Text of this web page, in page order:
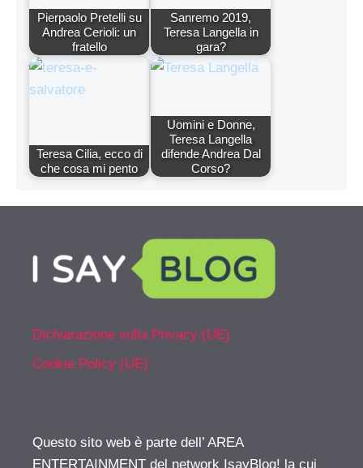
Pierpaolo Pretelli su
Andrea Cerioli: un
fratello
Sanremo 2019,
Teresa Langella in
gara?
Teresa Cilia, ecco di
che cosa mi pento
Uomini e Donne,
Teresa Langella
difende Andrea Dal
Corso?
Dichiarazione sulla Privacy (UE)
Cookie Policy (UE)
Questo sito web è parte dell’ AREA
ENTERTAINMENT del network IsayBlog! la cui